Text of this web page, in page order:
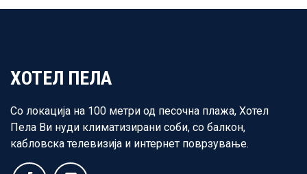
ХОТЕЛ ПЕЛА
Со локација на 100 метри од песочна плажа, Хотел
Пела Ви нуди климатизирани соби, со балкон,
кабловска телевизија и интернет поврзување.